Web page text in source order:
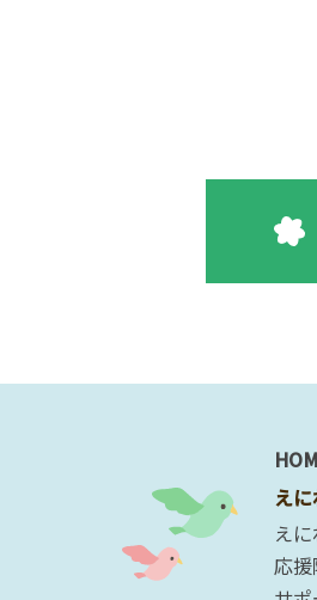
え
え
応